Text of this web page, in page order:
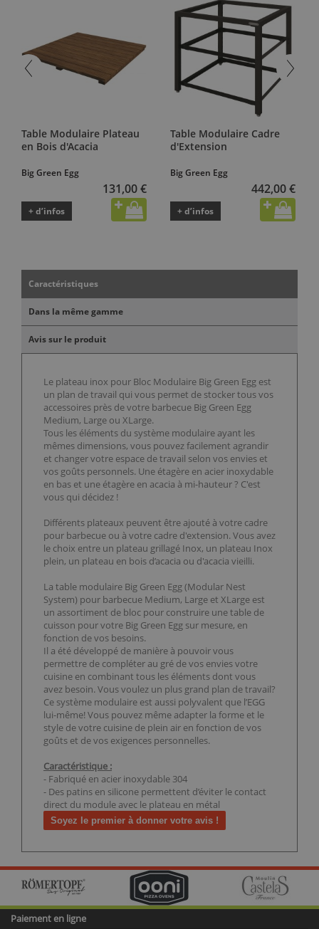
Table Modulaire Plateau
en Bois d'Acacia
Big Green Egg
131,00 €
+ d’infos
Table Modulaire Cadre
d'Extension
Big Green Egg
442,00 €
+ d’infos
Caractéristiques
Dans la même gamme
Avis sur le produit
Le plateau inox pour Bloc Modulaire Big Green Egg est
un plan de travail qui vous permet de stocker tous vos
accessoires près de votre barbecue Big Green Egg
Medium, Large ou XLarge.
Tous les éléments du système modulaire ayant les
mêmes dimensions, vous pouvez facilement agrandir
et changer votre espace de travail selon vos envies et
vos goûts personnels. Une étagère en acier inoxydable
en bas et une étagère en acacia à mi-hauteur ? C'est
vous qui décidez !
Différents plateaux peuvent être ajouté à votre cadre
pour barbecue ou à votre cadre d'extension. Vous avez
le choix entre un plateau grillagé Inox, un plateau Inox
plein, un plateau en bois d’acacia ou d'acacia vieilli.
La table modulaire Big Green Egg (Modular Nest
System) pour barbecue Medium, Large et XLarge est
un assortiment de bloc pour construire une table de
cuisson pour votre Big Green Egg sur mesure, en
fonction de vos besoins.
Il a été développé de manière à pouvoir vous
permettre de compléter au gré de vos envies votre
cuisine en combinant tous les éléments dont vous
avez besoin. Vous voulez un plus grand plan de travail?
Ce système modulaire est aussi polyvalent que l’EGG
lui-même! Vous pouvez même adapter la forme et le
style de votre cuisine de plein air en fonction de vos
goûts et de vos exigences personnelles.
Caractéristique :
- Fabriqué en acier inoxydable 304
- Des patins en silicone permettent d’éviter le contact
direct du module avec le plateau en métal
Soyez le premier à donner votre avis !
Paiement en ligne